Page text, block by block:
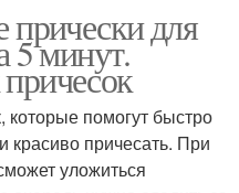
прически для
5 минут.
которые помогут быстро
красиво причесать. При
уложиться